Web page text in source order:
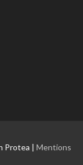
Protea | Mentions